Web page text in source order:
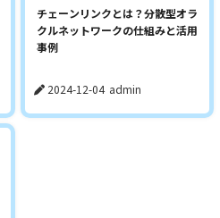
チェーンリンクとは？分散型オラ
クルネットワークの仕組みと活用
事例
2024-12-04 admin